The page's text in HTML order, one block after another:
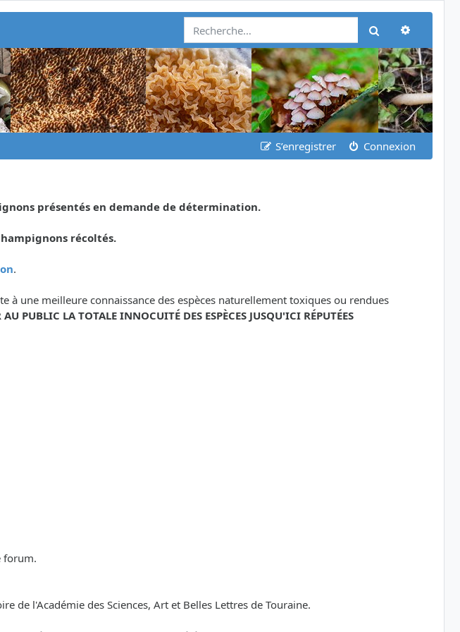
Rechercher
S’enregistrer Connexion
présentés en demande de détermination.
récoltés.
.
à une meilleure connaissance des espèces naturellement toxiques ou rendues
PUBLIC LA TOTALE INNOCUITÉ DES ESPÈCES JUSQU'ICI RÉPUTÉES
forum.
de l'Académie des Sciences, Art et Belles Lettres de Touraine.